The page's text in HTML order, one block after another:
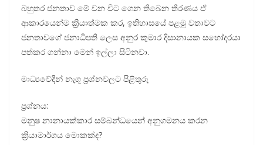
බහුතර ජනතාව මේ වන විට ගෙන තිබෙන තීරණය ඒ
ආකාරයෙන්ම ක්‍රියාත්මක කර, ඉතිහාසයේ පළමු වතාවට
ජනතාවගේ ජනාධිපති ලෙස අනුර කුමාර දිසානායක සහෝදරයා
පත්කර ගන්නා මෙන් ඉල්ලා සිටිනවා.
මාධ්‍යවේදීන් නැගූ ප්‍රශ්නවලට පිළිතුරු
ප්‍රශ්නය:
මනුෂ නානායක්කාර සම්බන්ධයෙන් අනුගමනය කරන
ක්‍රියාමාර්ගය මොකක්ද?